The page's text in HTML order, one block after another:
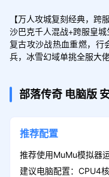
【万人攻城复刻经典，跨
沙巴克千人混战+跨服皇城
复古攻沙战热血重燃，行
兵，冰雪幻域单挑全服大
部落传奇 电脑版
推荐配置
推荐使用MuMu模拟器
建议电脑配置：CPU4